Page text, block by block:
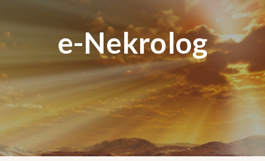
e-Nekrolog